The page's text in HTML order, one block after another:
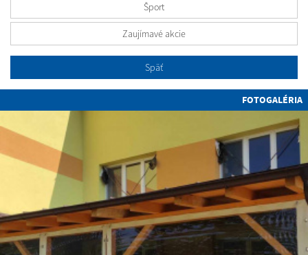
Šport
Zaujímavé akcie
Späť
FOTOGALÉRIA